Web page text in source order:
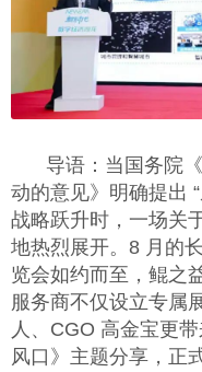
导语：当国务院
动的意见》明确提出
战略跃升时，一场关
地热烈展开。 8 月的
览会如约而至，鲲之
服务商不仅设立专属
人、 CGO 高金宝更
风口》主题分享，正